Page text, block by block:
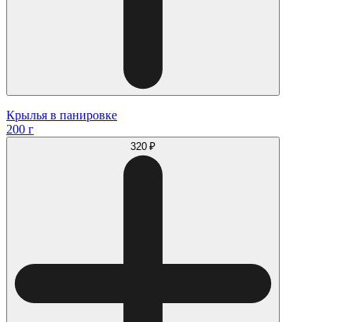
Крылья в панировке
200 г
320 ₽